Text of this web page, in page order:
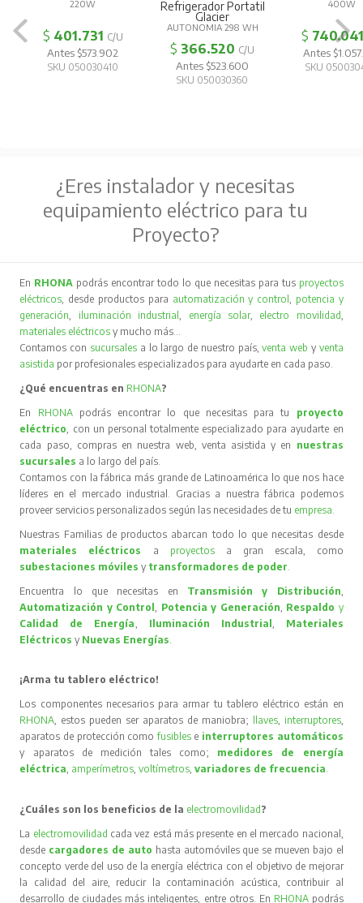
Tipo de batería: LFP (LiFePO4)
Voltaje nominal: 51.2 V
Número de ciclos: 10000
Este producto incluye inversor híbrido y dos baterías de
5.12kWh.
220W
$ 401.731 C/U
Antes $573.902
SKU 050030410
Refrigerador Portatil
Glacier
AUTONOMIA 298 WH
$ 366.520 C/U
Antes $523.600
SKU 050030360
400W
$ 740.041
Antes
SKU
¿Eres instalador y necesitas
equipamiento eléctrico para tu
Proyecto?
En RHONA podrás encontrar todo lo que necesitas para tus proyectos
eléctricos , desde productos para automatización y control
potencia y
generación
iluminación industrial energía solar, electro movilidad
materiales eléctricos y mucho más…
Contamos con sucursales a lo largo de nuestro país,venta web y venta
asistida por profesionales especializados para ayudarte en cada paso.
¿Qué encuentras en RHONA?
En RHONA podrás encontrar lo que necesitas para tu proyecto
eléctrico , con un personal totalmente especializado para ayudarte en
cada paso, compras en nuestra web, venta asistida y en nuestras
sucursales a lo largo del país.
Contamos con la fábrica más grande de Latinoamérica lo que nos hace
líderes en el mercado industrial. Gracias a nuestra fábrica podemos
proveer servicios personalizados según las necesidades de tu empresa
Nuestras Familias de productos abarcan todo lo que necesitas desde
materiales eléctricos
a proyectos
a gran escala, como
subestaciones móvilesy transformadores de poder
Encuentra lo que necesitas en Transmisión y Distribución
Automatización y Control
Potencia y Generación Respaldo y
Calidad de Energía
Iluminación Industrial
Materiales
Eléctricos y Nuevas Energías
¡Arma tu tablero eléctrico!
Los componentes necesarios para armar tu tablero eléctrico están en
RHONA , estos pueden ser aparatos de maniobra; llaves, interruptores,
aparatos de protección comofusibles e interruptores automáticos
y aparatos de medición tales como; medidores de energía
eléctrica amperímetros ,voltímetros ,variadores de frecuencia
¿Cuáles son los beneficios de la electromovilidad?
La electromovilidad cada vez está más presente en el mercado nacional,
desde cargadores de auto hasta automóviles que se mueven bajo el
concepto verde del uso de la energía eléctrica con el objetivo de mejorar
la calidad del aire, reducir la contaminación acústica, contribuir al
desarrollo de ciudades más inteligentes, entre otros. En RHONA podrás